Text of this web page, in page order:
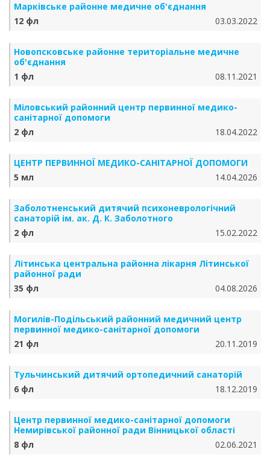
Марківське районне медичне об'єднання
12 фл
03.03.2022
Новопсковське районне територіальне медичне
об'єднання
1 фл
08.11.2021
Міловський районний центр первинної медико-
санітарної допомоги
2 фл
18.04.2022
ЦЕНТР ПЕРВИННОЇ МЕДИКО-САНІТАРНОЇ ДОПОМОГИ
5 мл
14.04.2026
Заболотненський дитячий психоневрологічний
санаторій ім. ак. Д. К. Заболотного
2 фл
15.02.2022
Літинська центральна районна лікарня Літинської
районної ради
35 фл
04.08.2026
Могилів-Подільський районний медичний центр
первинної медико-санітарної допомоги
21 фл
20.11.2019
Тульчинський дитячий ортопедичний санаторій
6 фл
18.12.2019
Центр первинної медико-санітарної допомоги
Немирівської районної ради Вінницької області
8 фл
02.06.2021